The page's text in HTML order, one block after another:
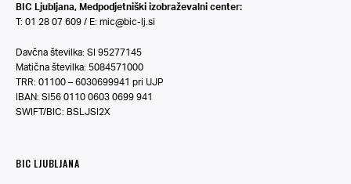
BIC Ljubljana, Medpodjetniški izobraževalni center:
T: 01 28 07 609 / E: mic@bic-lj.si
Davčna številka: SI 95277145
Matična številka: 5084571000
TRR: 01100 – 6030699941 pri UJP
IBAN: SI56 0110 0603 0699 941
SWIFT/BIC: BSLJSI2X
BIC LJUBLJANA